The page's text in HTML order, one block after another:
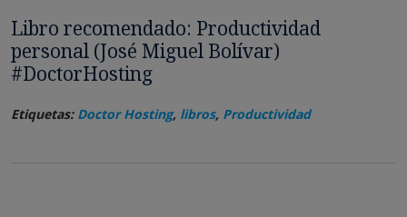
Libro recomendado: Productividad
personal (José Miguel Bolívar)
#DoctorHosting
Etiquetas: Doctor Hosting, libros, Productividad